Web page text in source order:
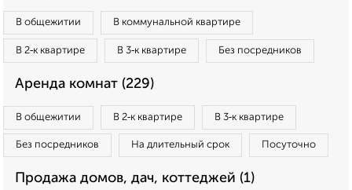
В общежитии В коммунальной квартире
В 2‑к квартире В 3‑к квартире Без посредников
Аренда комнат (229)
В общежитии В 2‑к квартире В 3‑к квартире
Без посредников На длительный срок Посуточно
Продажа домов, дач, коттеджей (1)